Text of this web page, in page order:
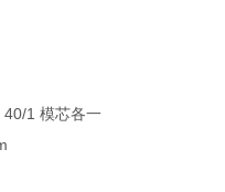
1 模芯各一